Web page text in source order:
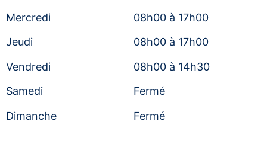
Mercredi
08h00 à 17h00
Jeudi
08h00 à 17h00
Vendredi
08h00 à 14h30
Samedi
Fermé
Dimanche
Fermé